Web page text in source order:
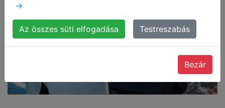
→
Az összes süti elfogadása Testreszabás
Bezár